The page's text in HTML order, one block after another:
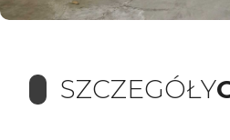
SZCZEGÓŁY